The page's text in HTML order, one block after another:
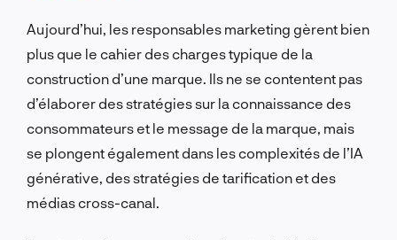
Aujourd’hui, les responsables marketing gèrent bien
plus que le cahier des charges typique de la
construction d’une marque. Ils ne se contentent pas
d’élaborer des stratégies sur la connaissance des
consommateurs et le message de la marque, mais
se plongent également dans les complexités de l’IA
générative, des stratégies de tarification et des
médias cross-canal.